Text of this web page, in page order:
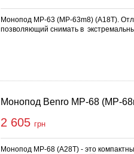
Монопод MP-63 (MP-63m8) (A18T).
позволяющий снимать в
Монопод Benro MP-68 (MP-
2 605 грн
Монопод MP-68 (A28T) - это